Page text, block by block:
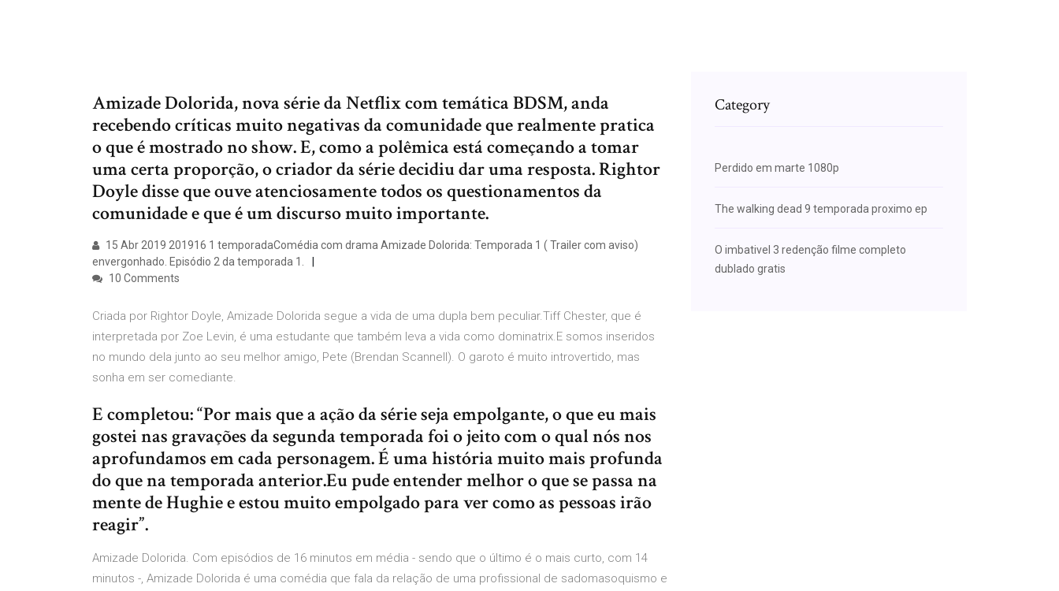
Amizade Dolorida, nova série da Netflix com temática BDSM, anda
recebendo críticas muito negativas da comunidade que realmente pratica
o que é mostrado no show. E, como a polêmica está começando a tomar
uma certa proporção, o criador da série decidiu dar uma resposta. Rightor
Doyle disse que ouve atenciosamente todos os questionamentos da
comunidade e que é um discurso muito importante.
15 Abr 2019 201916 1 temporadaComédia com drama Amizade Dolorida: Temporada 1 ( Trailer com aviso)
envergonhado. Episódio 2 da temporada 1.
10 Comments
Criada por Rightor Doyle, Amizade Dolorida segue a vida de uma dupla bem peculiar.Tiff Chester, que é
interpretada por Zoe Levin, é uma estudante que também leva a vida como dominatrix.E somos inseridos
no mundo dela junto ao seu melhor amigo, Pete (Brendan Scannell). O garoto é muito introvertido, mas
sonha em ser comediante.
E completou: “Por mais que a ação da série seja empolgante, o que eu mais
gostei nas gravações da segunda temporada foi o jeito com o qual nós nos
aprofundamos em cada personagem. É uma história muito mais profunda
do que na temporada anterior.Eu pude entender melhor o que se passa na
mente de Hughie e estou muito empolgado para ver como as pessoas irão
reagir”.
Amizade Dolorida. Com episódios de 16 minutos em média - sendo que o último é o mais curto, com 14
minutos -, Amizade Dolorida é uma comédia que fala da relação de uma profissional de sadomasoquismo e
Category
Perdido em marte 1080p
The walking dead 9 temporada proximo ep
O imbativel 3 redenção filme completo
dublado gratis